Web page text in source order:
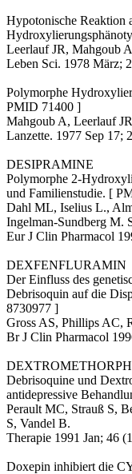
Hypotonische Reaktion
Leerlauf JR, Mahgoub
Leben Sci. 1978 März;
Polymorphe
PMID 71400 ]
Mahgoub A, Leerlauf
Lanzette. 1977 Sep 17;
DESIPRAMINE
Polymorphe 2-
und Familienstudie. [
Dahl ML, Iselius L.,
Ingelman-Sundberg M.
Eur J Clin Pharmacol
DEXFENFLURAMIN
Der Einfluss des
Debrisoquin auf die
8730977 ]
Gross AS, Phillips AC,
Br J Clin Pharmacol
Debrisoquine und
antidepressive
Perault MC, Strauß S,
S, Vandel B.
Therapie 1991 Jan; 46
Doxepin inhibiert die